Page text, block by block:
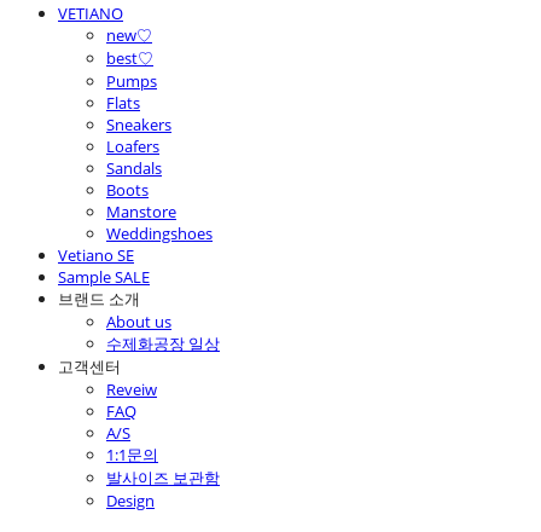
VETIANO
new♡
best♡
Pumps
Flats
Sneakers
Loafers
Sandals
Boots
Manstore
Weddingshoes
Vetiano SE
Sample SALE
브랜드 소개
About us
수제화공장 일상
고객센터
Reveiw
FAQ
A/S
1:1문의
발사이즈 보관함
Design